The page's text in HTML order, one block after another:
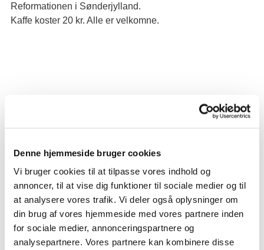
Denne hjemmeside bruger cookies
Vi bruger cookies til at tilpasse vores indhold og
annoncer, til at vise dig funktioner til sociale medier og til
at analysere vores trafik. Vi deler også oplysninger om
din brug af vores hjemmeside med vores partnere inden
for sociale medier, annonceringspartnere og
analysepartnere. Vores partnere kan kombinere disse
Reformationen i Sønderjylland.
Kaffe koster 20 kr. Alle er velkomne.